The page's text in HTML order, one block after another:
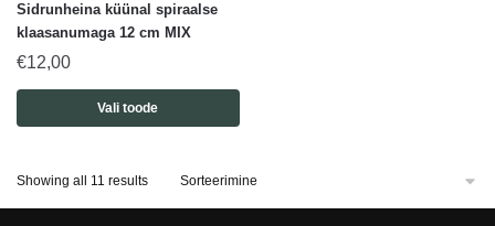
Sidrunheina küünal spiraalse
klaasanumaga 12 cm MIX
€12,00
Vali toode
Showing all 11 results